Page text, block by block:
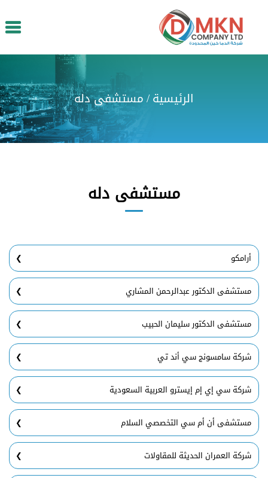
الرئيسية/مستشفى دله
مستشفى دله
أرامكو
مستشفى الدكتور عبدالرحمن المشاري
مستشفى الدكتور سليمان الحبيب
شركة سامسونج سي أند تي
شركة سي إي إم إيسترو العربية السعودية
مستشفى أن أم سي التخصصي السلام
شركة العمران الحديثة للمقاولات